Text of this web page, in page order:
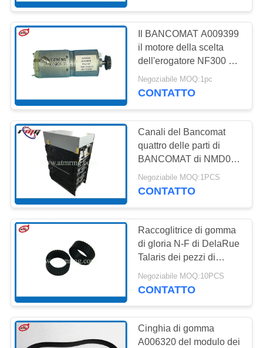
VISITA
ALLA
FABBRICA
CONTROLLO
QUALITÀ
CONTATTACI
NOTIZIE
CASI
RICHIEDI UN
PREVENTIVO
MAPPA
il bancomat i pezzi
meccanici
831
parti di bancomat di
wincor
958
Parti di BANCOMAT
dell'ncr
1651
Il BANCOMAT A009399
il motore della scelta
dell'erogatore NF300 dei
pezzi meccanici
NMD100 NMD050
Negoziabile MOQ:1pc
CONTATTO
Canali del Bancomat
quattro delle parti di
BANCOMAT di NMD050
NMD con le cassette
Negoziabile MOQ:1PCS
CONTATTO
Raccoglitrice di gomma
di gloria N-F di DelaRue
Talaris dei pezzi di
ricambio di BANCOMAT
di A009093 A004538
Negoziabile MOQ:10PCS
CONTATTO
Cinghia di gomma
A006320 del modulo dei